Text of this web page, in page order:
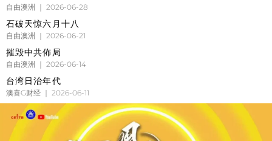
自由澳洲 2026-06-28
石破天惊六月十八
自由澳洲 2026-06-21
摧毁中共佈局
自由澳洲 2026-06-14
台湾日治年代
澳喜G财经 2026-06-11